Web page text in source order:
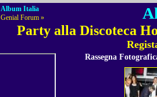
Album Italia
Genial Forum »
Party alla Discoteca
Rassegna